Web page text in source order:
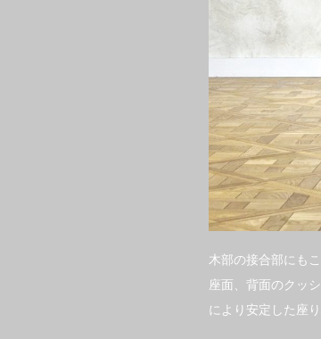
木部の接合部にも
座面、背面のクッ
により安定した座